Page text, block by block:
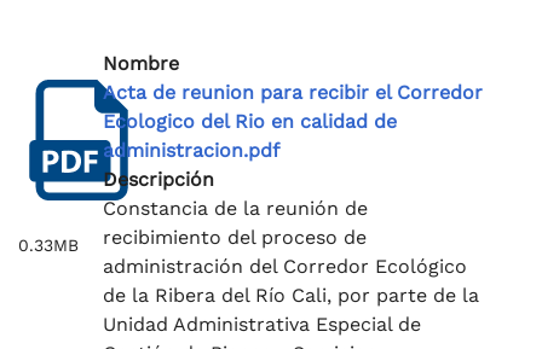
0.33MB
Nombre
Acta de reunion para recibir el Corredor
Ecologico del Rio en calidad de
administracion.pdf
Descripción
Constancia de la reunión de
recibimiento del proceso de
administración del Corredor Ecológico
de la Ribera del Río Cali, por parte de la
Unidad Administrativa Especial de